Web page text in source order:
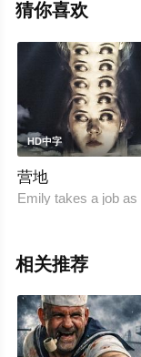
曼达·亚罗斯
全就上星空电影
视猫或剧情网等平
猜你喜欢
HD中字
营地
Emily takes a job
相关推荐